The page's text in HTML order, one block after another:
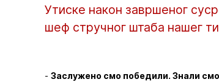
Утиске након завршеног
шеф стручног штаба нашег
-Заслужено смо победили. Знали